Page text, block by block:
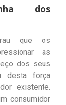
dos
que os
as
dos seus
desta força
existente.
consumidor